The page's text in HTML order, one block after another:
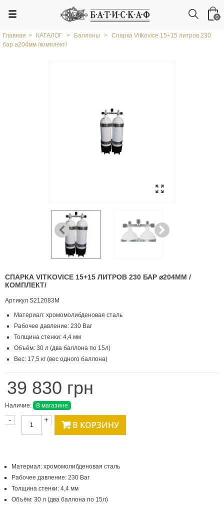
0
Главная > КАТАЛОГ > Баллоны > Спарка Vitkovice 15+15 литров 230
бар ⌀204мм /комплект/
СПАРКА VITKOVICE 15+15 ЛИТРОВ 230 БАР ⌀204ММ /
КОМПЛЕКТ/
Артикул S212083M
Материал: хромомолибденовая сталь
Рабочее давление: 230 Bar
Толщина стенки: 4,4 мм
Объём: 30 л (два баллона по 15л)
Вес: 17,5 кг (вес одного баллона)
39 830 грн
Наличие: В магазине
- + В КОРЗИНУ
Материал: хромомолибденовая сталь
Рабочее давление: 230 Bar
Толщина стенки: 4,4 мм
Объём: 30 л (два баллона по 15л)